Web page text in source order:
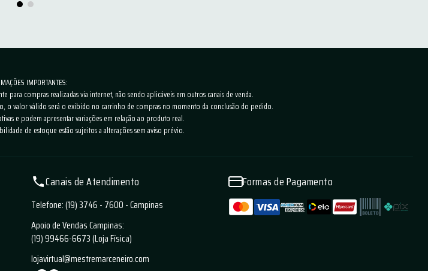
IMPORTANTES:
para compras realizadas via internet, não sendo aplicáveis em outros canais de venda.
o valor válido será o exibido no carrinho de compras no momento da conclusão do pedido.
e podem apresentar variações em relação ao produto real.
de estoque estão sujeitos a alterações sem aviso prévio.
Canais de Atendimento
Telefone: (19) 3746 - 7600 - Campinas
Apoio de Vendas Campinas:
(19) 99466-6673 (Loja Física)
lojavirtual@mestremarceneiro.com
Formas de Pagamento